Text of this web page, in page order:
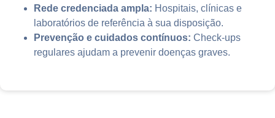
Rede credenciada ampla: Hospitais, clínicas e
laboratórios de referência à sua disposição.
Prevenção e cuidados contínuos: Check-ups
regulares ajudam a prevenir doenças graves.